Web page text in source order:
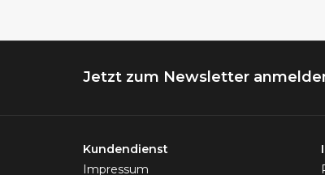
Jetzt zum Newsletter
Kundendienst
Impressum